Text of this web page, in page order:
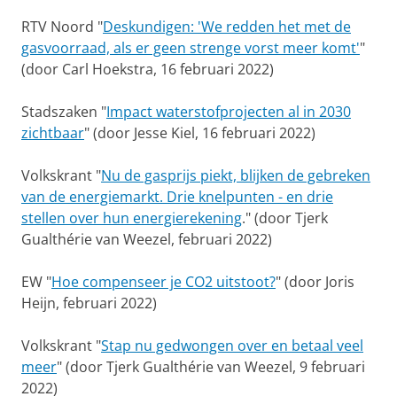
RTV Noord "Deskundigen: 'We redden het met de
gasvoorraad, als er geen strenge vorst meer komt'"
(door Carl Hoekstra, 16 februari 2022)
Stadszaken "Impact waterstofprojecten al in 2030
zichtbaar" (door Jesse Kiel, 16 februari 2022)
Volkskrant "Nu de gasprijs piekt, blijken de gebreken
van de energiemarkt. Drie knelpunten - en drie
stellen over hun energierekening." (door Tjerk
Gualthérie van Weezel, februari 2022)
EW "Hoe compenseer je CO2 uitstoot?" (door Joris
Heijn, februari 2022)
Volkskrant "Stap nu gedwongen over en betaal veel
meer" (door Tjerk Gualthérie van Weezel, 9 februari
2022)